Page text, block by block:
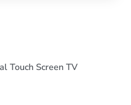
Touch Screen TV